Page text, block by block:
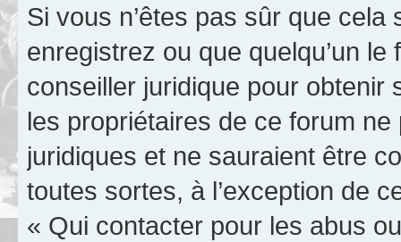
Si vous n’êtes pas sûr que
enregistrez ou que quelqu’un
conseiller juridique pour obtenir
les propriétaires de ce forum
juridiques et ne sauraient être
toutes sortes, à l’exception de
« Qui contacter pour les abus